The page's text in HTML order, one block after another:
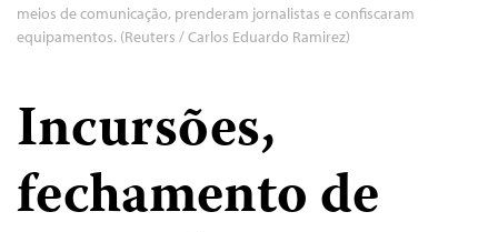
meios de comunicação, prenderam jornalistas e confiscaram
equipamentos. (Reuters / Carlos Eduardo Ramirez)
Incursões,
fechamento de